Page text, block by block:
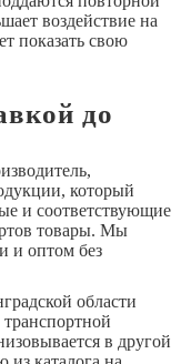
воздействие на
показать свою
до
который
и соответствующие
товары. Мы
и оптом без
области
в другой